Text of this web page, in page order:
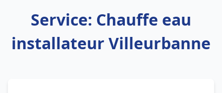
Service: Chauffe eau
installateur Villeurbanne